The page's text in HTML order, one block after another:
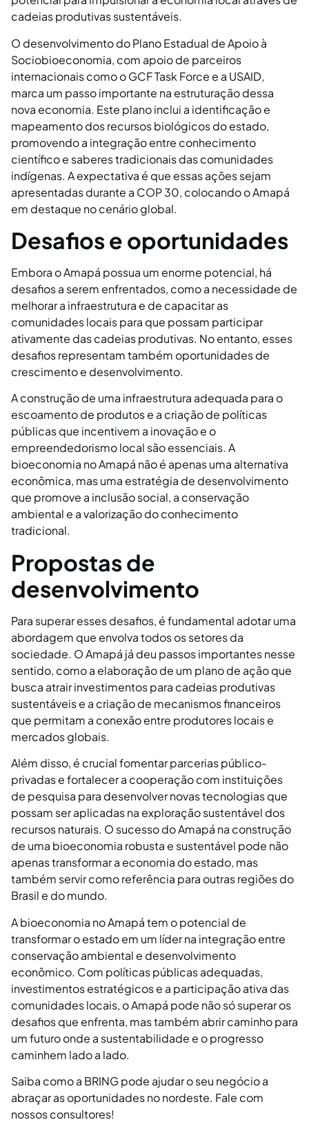
cadeias produtivas sustentáveis.
O desenvolvimento do Plano Estadual de Apoio à
Sociobioeconomia, com apoio de parceiros
internacionais como o GCF Task Force e a USAID,
marca um passo importante na estruturação dessa
nova economia. Este plano inclui a identificação e
mapeamento dos recursos biológicos do estado,
promovendo a integração entre conhecimento
científico e saberes tradicionais das comunidades
indígenas. A expectativa é que essas ações sejam
apresentadas durante a COP 30, colocando o Amapá
em destaque no cenário global​.
Desafios e oportunidades
Embora o Amapá possua um enorme potencial, há
desafios a serem enfrentados, como a necessidade de
melhorar a infraestrutura e de capacitar as
comunidades locais para que possam participar
ativamente das cadeias produtivas. No entanto, esses
desafios representam também oportunidades de
crescimento e desenvolvimento.
A construção de uma infraestrutura adequada para o
escoamento de produtos e a criação de políticas
públicas que incentivem a inovação e o
empreendedorismo local são essenciais. A
bioeconomia no Amapá não é apenas uma alternativa
econômica, mas uma estratégia de desenvolvimento
que promove a inclusão social, a conservação
ambiental e a valorização do conhecimento
tradicional.
Propostas de
desenvolvimento
Para superar esses desafios, é fundamental adotar uma
abordagem que envolva todos os setores da
sociedade. O Amapá já deu passos importantes nesse
sentido, como a elaboração de um plano de ação que
busca atrair investimentos para cadeias produtivas
sustentáveis e a criação de mecanismos financeiros
que permitam a conexão entre produtores locais e
mercados globais.
Além disso, é crucial fomentar parcerias público-
privadas e fortalecer a cooperação com instituições
de pesquisa para desenvolver novas tecnologias que
possam ser aplicadas na exploração sustentável dos
recursos naturais. O sucesso do Amapá na construção
de uma bioeconomia robusta e sustentável pode não
apenas transformar a economia do estado, mas
também servir como referência para outras regiões do
Brasil e do mundo​.
A bioeconomia no Amapá tem o potencial de
transformar o estado em um líder na integração entre
conservação ambiental e desenvolvimento
econômico. Com políticas públicas adequadas,
investimentos estratégicos e a participação ativa das
comunidades locais, o Amapá pode não só superar os
desafios que enfrenta, mas também abrir caminho para
um futuro onde a sustentabilidade e o progresso
caminhem lado a lado.
Saiba como a BRING pode ajudar o seu negócio a
abraçar as oportunidades no nordeste. Fale com
nossos consultores!